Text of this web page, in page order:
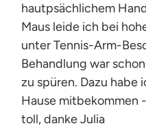
hautpsächlichem
Maus leide ich bei
unter Tennis-Arm-
Behandlung war
zu spüren. Dazu habe
Hause mitbekommen
toll, danke Julia